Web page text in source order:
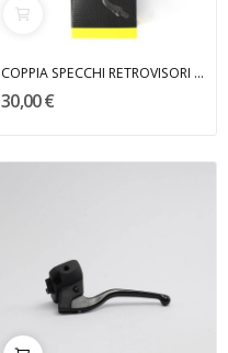
COPPIA SPECCHI RETROVISORI MYRA
30,00 €